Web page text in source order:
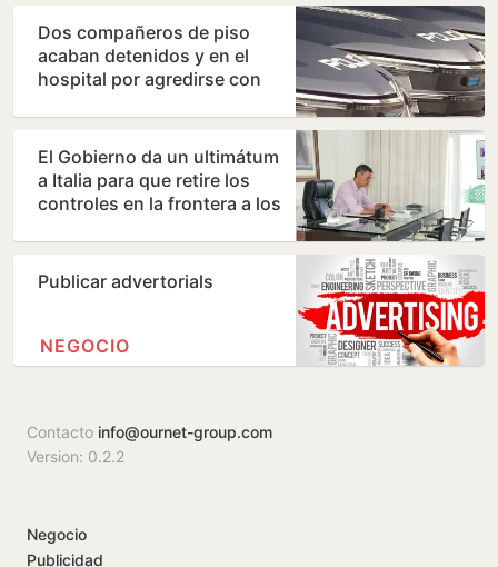
Dos compañeros de piso
acaban detenidos y en el
hospital por agredirse con
El Gobierno da un ultimátum
a Italia para que retire los
controles en la frontera a los
Publicar advertorials
NEGOCIO
Contacto info@ournet-group.com
Version: 0.2.2
Negocio
Publicidad